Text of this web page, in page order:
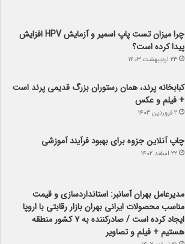
چرا میزان تست پاپ اسمیر و آزمایش HPV افزایش
پیدا کرده است؟
۲۳ اردیبهشت ۱۴۰۳
کبابخانه پرند، همان رستوران بزرگ قدیمی پرند است
+ فیلم و عکس
۲ فروردین ۱۴۰۳
چاپ آنلاین جزوه برای بهبود فرآیند آموزشی
۲۲ اسفند ۱۴۰۲
مدیرعامل بهران آسانبر: استانداردسازی و قیمت
مناسب محصولات ایرانی بهران بازار رقابتی با اروپا
ایجاد کرده است / صادرکننده به ۷ کشور منطقه
هستیم + فیلم و تصاویر